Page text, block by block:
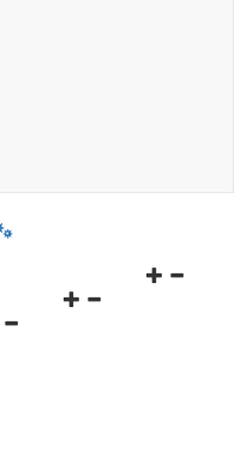
Navigationsmenü